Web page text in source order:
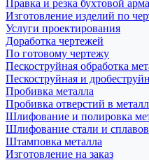
Правка и резка бухтовой
Изготовление изделий по
Услуги проектирования
Доработка чертежей
По готовому чертежу
Пескоструйная обработка
Пескоструйная и
Пробивка металла
Пробивка отверстий в
Шлифование и полировка
Шлифование стали и
Штамповка металла
Изготовление на заказ